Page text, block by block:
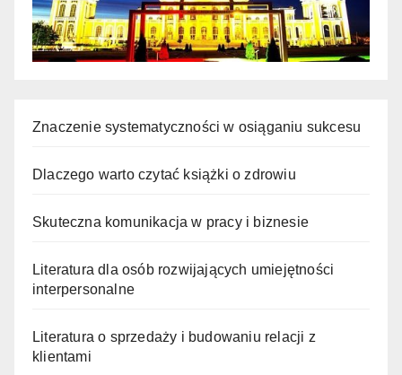
Znaczenie systematyczności w osiąganiu sukcesu
Dlaczego warto czytać książki o zdrowiu
Skuteczna komunikacja w pracy i biznesie
Literatura dla osób rozwijających umiejętności
interpersonalne
Literatura o sprzedaży i budowaniu relacji z
klientami